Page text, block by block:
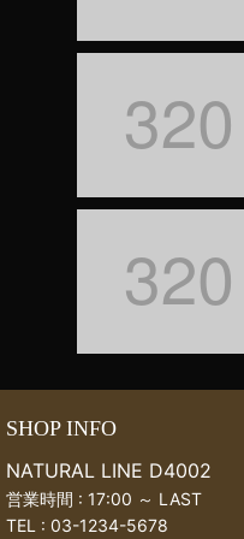
SHOP INFO
NATURAL LINE D4002
営業時間 : 17:00 ～ LAST
TEL : 03-1234-5678